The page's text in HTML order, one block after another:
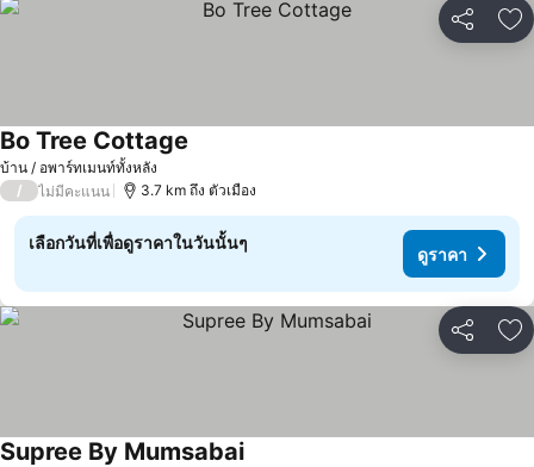
แชร์ เ
บ้าน / อพาร์ทเมนท์ทั้งหลัง
Bo Tree Cottage
/ ไม่มีคะแนน 3.7 km ถึง ตัวเมือง
เลือกวันที่เพื่อดูราคาในวันนั้นๆ
ดูราคา
แชร์ เ
Supree By Mumsabai